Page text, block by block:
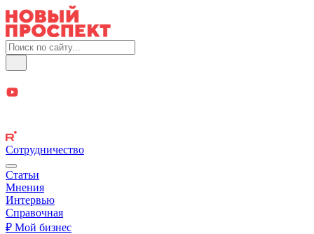
Сотрудничество
Статьи
Мнения
Интервью
Справочная
₽ Мой бизнес